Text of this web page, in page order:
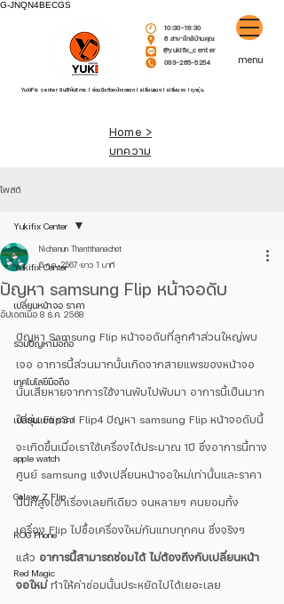
G-JNQN4BECGS
10:30-19:30
6 สาขาใกล้บ้านคุณ
@yukifix_center
093-265-5254
YukiFix center ยินดีให้บริการ l ซ่อมมือถือหน้าจอแตก l เปลี่ยนแบต l เปลี่ยนจอ l ทุกรุ่น.
menu
Home >
บทความ
โพสต์
Yukifix Center
เปลี่ยนหน้าจอ ราคา
รวมปัญหามือถือ
เทคโนโลยีมือถือ
เปลี่ยนแบต ราคา
apple watch
Galaxy Z Flip
ROG Phone
Red Magic
Yukifix Center
ปัญหา samsung Flip หน้าจอดับ
Nichanun Thantthanachot
6 ก.ค. 2567 ยาว 1 นาที
อัปเดตเมื่อ 8 ธ.ค. 2568
ปัญหา Samsung Flip หน้าจอดับที่ลูกค้าส่วนใหญ่พบ
เจอ อาการนี้ส่วนมากนั้นเกิดจากสายแพรของหน้าจอ
นั้นเสียหายจากการใช้งานพับไปพับมา อาการนี้เป็นมาก
ในรุ่น Flip3 / Flip4 ปัญหา samsung Flip หน้าจอดับนี้
จะเกิดขึ้นเมื่อเราใช้เครื่องได้ประมาณ 1ปี ซึ่งอาการนี้ทาง
ศูนย์ samsung แจ้งเปลี่ยนหน้าจอใหม่เท่านั้นและราคา
นั้นก็สูงเอาเรื่องเลยทีเดียว จนหลายๆ คนยอมทิ้ง
เครื่อง Flip ไปซื้อเครื่องใหม่กันแทบทุกคน ซึ่งจริงๆ
แล้ว อาการนี้สามารถซ่อมได้ ไม่ต้องถึงกับเปลี่ยนหน้า
จอใหม่ ทำให้ค่าซ่อมนั้นประหยัดไปได้เยอะเลย